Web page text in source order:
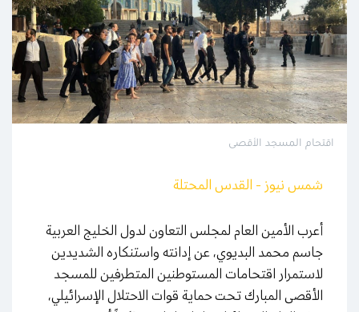
اقتحام المسجد الأقصى
شمس نيوز - القدس المحتلة
أعرب الأمين العام لمجلس التعاون لدول الخليج العربية
جاسم محمد البديوي، عن إدانته واستنكاره الشديدين
لاستمرار اقتحامات المستوطنين المتطرفين للمسجد
الأقصى المبارك تحت حماية قوات الاحتلال الإسرائيلي،